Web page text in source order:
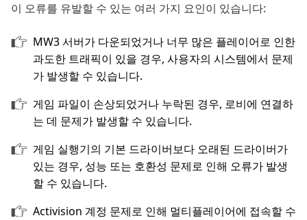
이 오류를 유발할 수 있는 여러 가지 요인이 있습니다:
MW3 서버가 다운되었거나 너무 많은 플레이어로 인한
과도한 트래픽이 있을 경우, 사용자의 시스템에서 문제
가 발생할 수 있습니다.
게임 파일이 손상되었거나 누락된 경우, 로비에 연결하
는 데 문제가 발생할 수 있습니다.
게임 실행기의 기본 드라이버보다 오래된 드라이버가
있는 경우, 성능 또는 호환성 문제로 인해 오류가 발생
할 수 있습니다.
Activision 계정 문제로 인해 멀티플레이어에 접속할 수